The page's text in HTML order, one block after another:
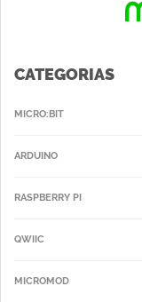
CATEGORIAS
MICRO:BIT
ARDUINO
RASPBERRY PI
QWIIC
MICROMOD